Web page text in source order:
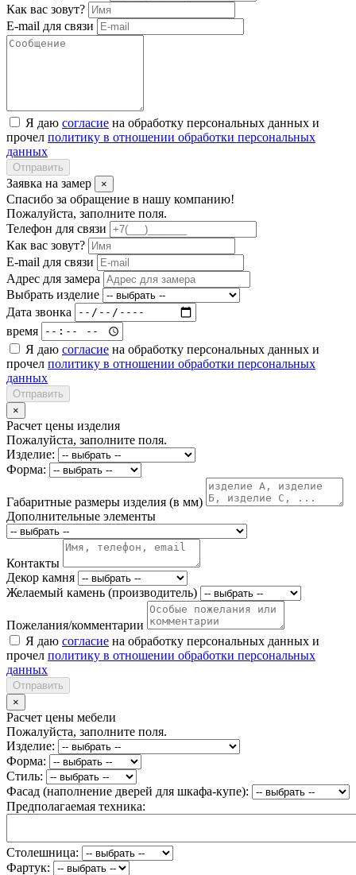
Как вас зовут?
E-mail для связи
Я даю согласие на обработку персональных данных и
прочел политику в отношении обработки персональных
данных
Отправить
Заявка на замер ×
Спасибо за обращение в нашу компанию!
Пожалуйста, заполните поля.
Телефон для связи
Как вас зовут?
E-mail для связи
Адрес для замера
Выбрать изделие
Дата звонка
время
Я даю согласие на обработку персональных данных и
прочел политику в отношении обработки персональных
данных
Отправить
×
Расчет цены изделия
Пожалуйста, заполните поля.
Изделие:
Форма:
Габаритные размеры изделия (в мм)
Дополнительные элементы
Контакты
Декор камня
Желаемый камень (производитель)
Пожелания/комментарии
Я даю согласие на обработку персональных данных и
прочел политику в отношении обработки персональных
данных
Отправить
×
Расчет цены мебели
Пожалуйста, заполните поля.
Изделие:
Форма:
Стиль:
Фасад (наполнение дверей для шкафа-купе):
Предполагаемая техника:
Столешница:
Фартук: